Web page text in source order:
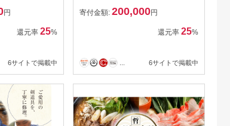
円
還元率 25%
6サイトで掲載中
寄付金額: 200,000円
還元率 25%
6サイトで掲載中